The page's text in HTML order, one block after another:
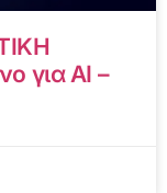
για AI –